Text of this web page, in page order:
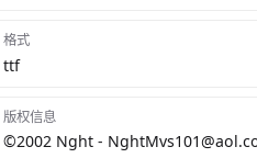
格式
ttf
版权信息
©2002 Nght -